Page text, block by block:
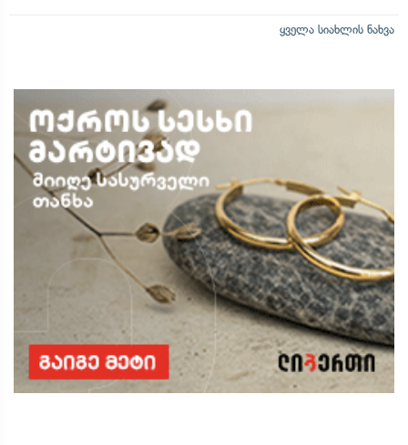
ყველა სიახლის ნახვა